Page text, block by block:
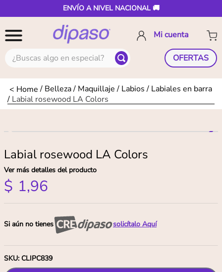
ENVÍO A NIVEL NACIONAL 🚚
¿Buscas algo en especial? OFERTAS
Belleza Maquillaje Labios
Labiales en barra
Labial rosewood LA Colors
Labial rosewood LA Colors
Ver más detalles del producto
$ 1,96
Si aún no tienes solicítalo Aquí
SKU: CLIPC839